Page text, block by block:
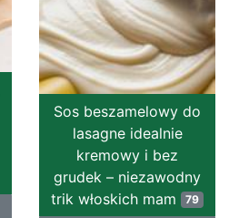
Sos beszamelowy do
lasagne idealnie
kremowy i bez
grudek – niezawodny
trik włoskich mam 79